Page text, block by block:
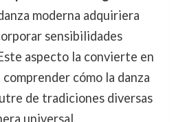
moderna adquiriera
sensibilidades
aspecto la convierte en
cómo la danza
de tradiciones diversas
universal.